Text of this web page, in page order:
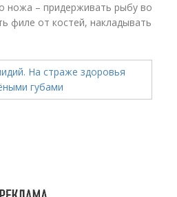
ножа – придерживать рыбу во
филе от костей, накладывать